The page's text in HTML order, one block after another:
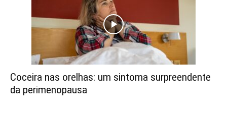
Coceira nas orelhas: um sintoma surpreendente
da perimenopausa